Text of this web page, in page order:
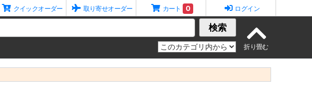
クイックオーダー 取り寄せオーダー カート 0 ログイン
検索